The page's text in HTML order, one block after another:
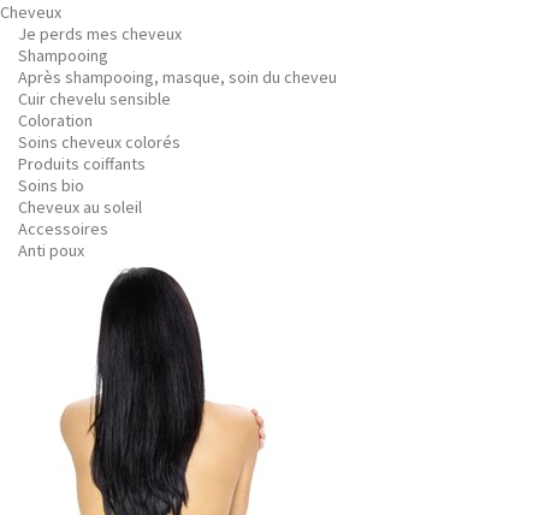
Cheveux
Je perds mes cheveux
Shampooing
Après shampooing, masque, soin du cheveu
Cuir chevelu sensible
Coloration
Soins cheveux colorés
Produits coiffants
Soins bio
Cheveux au soleil
Accessoires
Anti poux